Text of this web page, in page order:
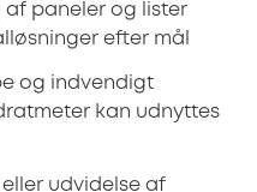
paneler og lister
efter mål
og indvendigt
kan udnyttes
udvidelse af